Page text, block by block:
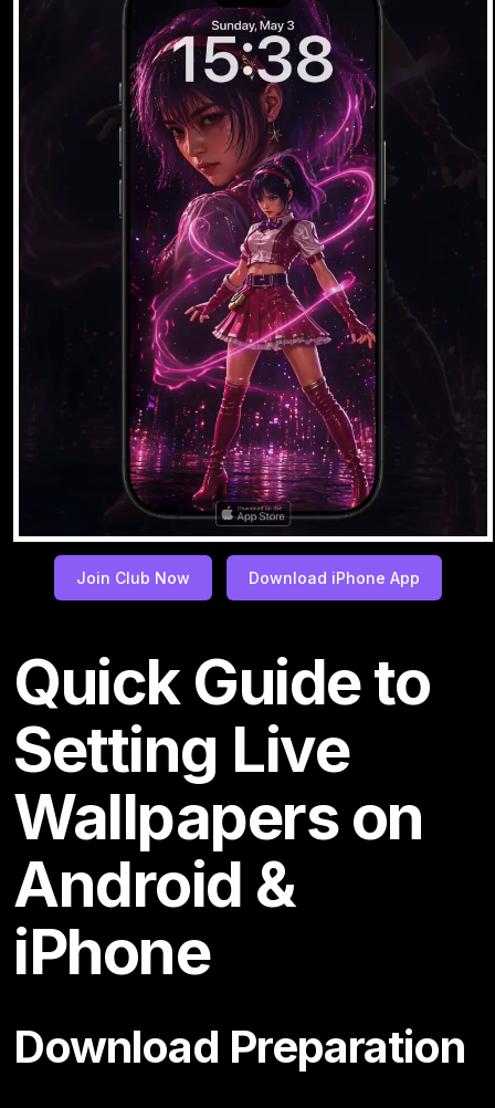
Join Club Now Download iPhone App
Quick Guide to
Setting Live
Wallpapers on
Android &
iPhone
Download Preparation